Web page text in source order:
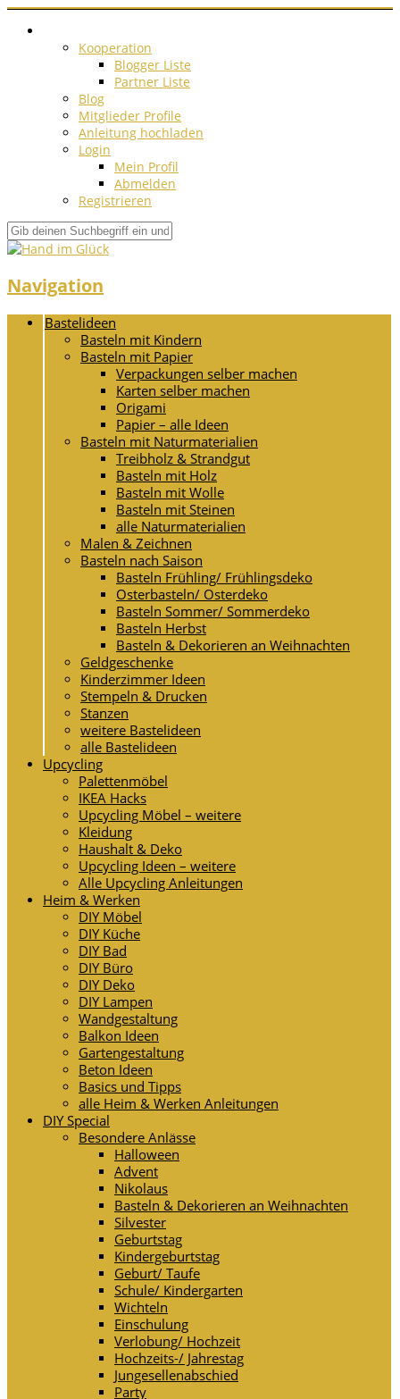
Kooperation
Blogger Liste
Partner Liste
Blog
Mitglieder Profile
Anleitung hochladen
Login
Mein Profil
Abmelden
Registrieren
Navigation
Bastelideen
Basteln mit Kindern
Basteln mit Papier
Verpackungen selber machen
Karten selber machen
Origami
Papier – alle Ideen
Basteln mit Naturmaterialien
Treibholz & Strandgut
Basteln mit Holz
Basteln mit Wolle
Basteln mit Steinen
alle Naturmaterialien
Malen & Zeichnen
Basteln nach Saison
Basteln Frühling/ Frühlingsdeko
Osterbasteln/ Osterdeko
Basteln Sommer/ Sommerdeko
Basteln Herbst
Basteln & Dekorieren an Weihnachten
Geldgeschenke
Kinderzimmer Ideen
Stempeln & Drucken
Stanzen
weitere Bastelideen
alle Bastelideen
Upcycling
Palettenmöbel
IKEA Hacks
Upcycling Möbel – weitere
Kleidung
Haushalt & Deko
Upcycling Ideen – weitere
Alle Upcycling Anleitungen
Heim & Werken
DIY Möbel
DIY Küche
DIY Bad
DIY Büro
DIY Deko
DIY Lampen
Wandgestaltung
Balkon Ideen
Gartengestaltung
Beton Ideen
Basics und Tipps
alle Heim & Werken Anleitungen
DIY Special
Besondere Anlässe
Halloween
Advent
Nikolaus
Basteln & Dekorieren an Weihnachten
Silvester
Geburtstag
Kindergeburtstag
Geburt/ Taufe
Schule/ Kindergarten
Wichteln
Einschulung
Verlobung/ Hochzeit
Hochzeits-/ Jahrestag
Jungesellenabschied
Party